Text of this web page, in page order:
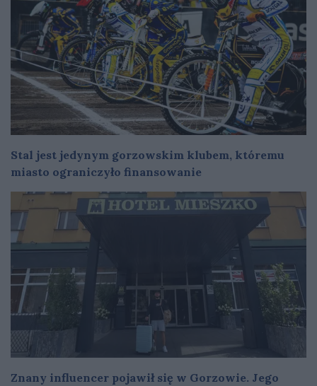
Stal jest jedynym gorzowskim klubem, któremu
miasto ograniczyło finansowanie
Znany influencer pojawił się w Gorzowie. Jego